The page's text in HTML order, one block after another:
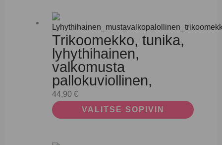
Trikoomekko, tunika,
lyhythihainen,
valkomusta
pallokuviollinen,
44,90 €
VALITSE SOPIVIN